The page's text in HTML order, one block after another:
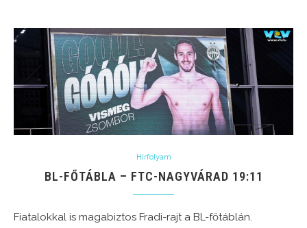
Hírfolyam
BL-FŐTÁBLA – FTC-NAGYVÁRAD 19:11
Fiatalokkal is magabiztos Fradi-rajt a BL-főtáblán.